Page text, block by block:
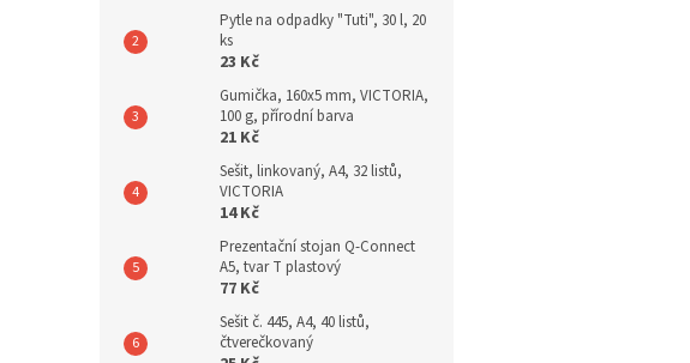
Pytle na odpadky "Tuti", 30 l, 20
ks
23 Kč
Gumička, 160x5 mm, VICTORIA,
100 g, přírodní barva
21 Kč
Sešit, linkovaný, A4, 32 listů,
VICTORIA
14 Kč
Prezentační stojan Q-Connect
A5, tvar T plastový
77 Kč
Sešit č. 445, A4, 40 listů,
čtverečkovaný